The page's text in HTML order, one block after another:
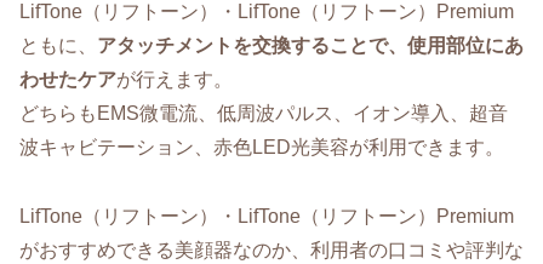
LifTone（リフトーン）・LifTone（リフトーン）Premium
ともに、 アタッチメントを交換することで、使用部位にあ
わせたケアが行えます。
どちらもEMS微電流、低周波パルス、イオン導入、超音
波キャビテーション、赤色LED光美容が利用できます。
LifTone（リフトーン）・LifTone（リフトーン）Premium
がおすすめできる美顔器なのか、利用者の口コミや評判な